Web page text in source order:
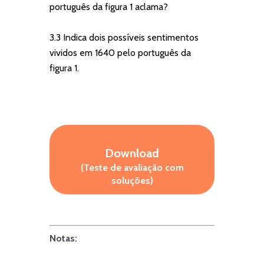
português da figura 1 aclama?
3.3 Indica dois possíveis sentimentos
vividos em 1640 pelo português da
figura 1.
Download
(Teste de avaliação com
soluções)
Notas: